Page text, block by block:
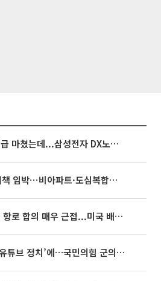
3445억 자사주 지급 마쳤는데...삼성전자 DX노조, 뒤늦은 '떼쓰기 집회'
영끌 '주택공급' 대책 임박⋯비아파트·도심복합까지 총동원
이란 “호르무즈 새 항로 합의 매우 근접...미국 배상 먼저”
우성빈 기장군수 ‘유튜브 정치’에…국민의힘 군의원들 집단 반발